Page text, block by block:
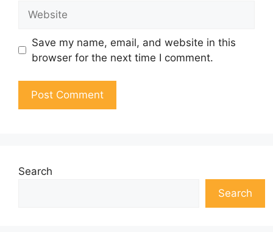
Save my name, email, and website in this
browser for the next time I comment.
Search
Search